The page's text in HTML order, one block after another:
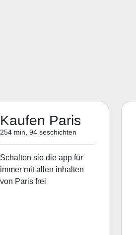
Kaufen Paris
254 min, 94 seschichten
Schalten sie die app für
immer mit allen inhalten
von Paris frei